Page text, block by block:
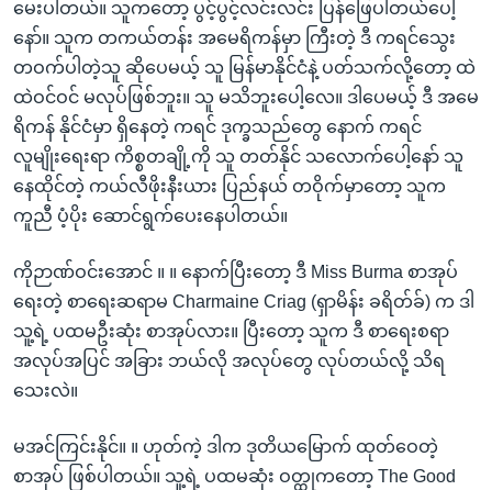
မေးပါတယ်။ သူကတော့ ပွင့်ပွင့်လင်းလင်း ပြန်ဖြေပါတယ်ပေါ့
နော်။ သူက တကယ်တန်း အမေရိကန်မှာ ကြီးတဲ့ ဒီ ကရင်သွေး
တဝက်ပါတဲ့သူ ဆိုပေမယ့် သူ မြန်မာနိုင်ငံနဲ့ ပတ်သက်လို့တော့ ထဲ
ထဲဝင်ဝင် မလုပ်ဖြစ်ဘူး။ သူ မသိဘူးပေါ့လေ။ ဒါပေမယ့် ဒီ အမေ
ရိကန် နိုင်ငံမှာ ရှိနေတဲ့ ကရင် ဒုက္ခသည်တွေ နောက် ကရင်
လူမျိုးရေးရာ ကိစ္စတချို့ကို သူ တတ်နိုင် သလောက်ပေါ့နော် သူ
နေထိုင်တဲ့ ကယ်လီဖိုးနီးယား ပြည်နယ် တဝိုက်မှာတော့ သူက
ကူညီ ပံ့ပိုး ဆောင်ရွက်ပေးနေပါတယ်။
ကိုဉာဏ်ဝင်းအောင် ။ ။ နောက်ပြီးတော့ ဒီ Miss Burma စာအုပ်
ရေးတဲ့ စာရေးဆရာမ Charmaine Criag (ရှာမိန်း ခရိတ်ခ်) က ဒါ
သူ့ရဲ့ ပထမဦးဆုံး စာအုပ်လား။ ပြီးတော့ သူက ဒီ စာရေးစရာ
အလုပ်အပြင် အခြား ဘယ်လို အလုပ်တွေ လုပ်တယ်လို့ သိရ
သေးလဲ။
မအင်ကြင်းနိုင်။ ။ ဟုတ်ကဲ့ ဒါက ဒုတိယမြောက် ထုတ်ဝေတဲ့
စာအုပ် ဖြစ်ပါတယ်။ သူ့ရဲ့ ပထမဆုံး ဝတ္ထုကတော့ The Good